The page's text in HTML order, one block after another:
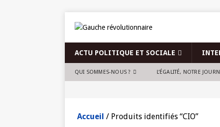
ACTU POLITIQUE ET SOCIALE
QUI SOMMES-NOUS ? L’ÉGALITÉ, NOTRE
Accueil / Produits identifiés “CIO”